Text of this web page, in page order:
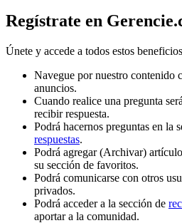
Regístrate en
Únete y accede a todos estos
Navegue por nuestro contenido
anuncios.
Cuando realice una pregunta
recibir respuesta.
Podrá hacernos preguntas en la
respuestas.
Podrá agregar (Archivar)
su sección de favoritos.
Podrá comunicarse con otros
privados.
Podrá acceder a la sección de
aportar a la comunidad.